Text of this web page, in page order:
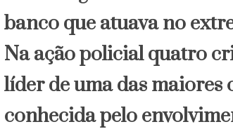
banco que atuava no
Na ação policial quatro
líder de uma das maiores
conhecida pelo